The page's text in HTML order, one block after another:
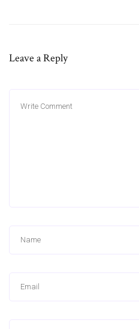
Leave a Reply